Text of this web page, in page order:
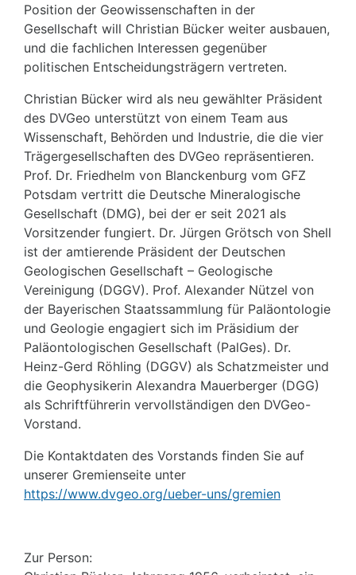
Position der Geowissenschaften in der
Gesellschaft will Christian Bücker weiter ausbauen,
und die fachlichen Interessen gegenüber
politischen Entscheidungsträgern vertreten.
Christian Bücker wird als neu gewählter Präsident
des DVGeo unterstützt von einem Team aus
Wissenschaft, Behörden und Industrie, die die vier
Trägergesellschaften des DVGeo repräsentieren.
Prof. Dr. Friedhelm von Blanckenburg vom GFZ
Potsdam vertritt die Deutsche Mineralogische
Gesellschaft (DMG), bei der er seit 2021 als
Vorsitzender fungiert. Dr. Jürgen Grötsch von Shell
ist der amtierende Präsident der Deutschen
Geologischen Gesellschaft – Geologische
Vereinigung (DGGV). Prof. Alexander Nützel von
der Bayerischen Staatssammlung für Paläontologie
und Geologie engagiert sich im Präsidium der
Paläontologischen Gesellschaft (PalGes). Dr.
Heinz-Gerd Röhling (DGGV) als Schatzmeister und
die Geophysikerin Alexandra Mauerberger (DGG)
als Schriftführerin vervollständigen den DVGeo-
Vorstand.
Die Kontaktdaten des Vorstands finden Sie auf
unserer Gremienseite unter
https://www.dvgeo.org/ueber-uns/gremien
Zur Person: